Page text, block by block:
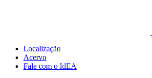
Localização
Acervo
Fale com o IdEA